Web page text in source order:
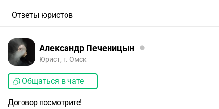
Ответы юристов
Александр Печеницын
Юрист, г. Омск
Общаться в чате
Договор посмотрите!